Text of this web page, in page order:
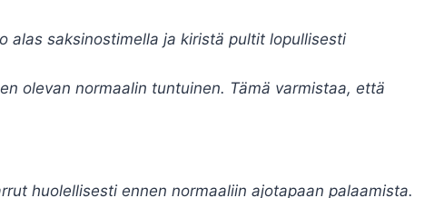
alas saksinostimella ja kiristä pultit lopullisesti
olevan normaalin tuntuinen. Tämä varmistaa, että
huolellisesti ennen normaaliin ajotapaan palaamista.